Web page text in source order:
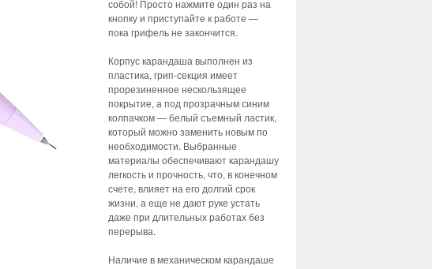
собой! Просто нажмите один раз на
кнопку и приступайте к работе —
пока грифель не закончится.
Корпус карандаша выполнен из
пластика, грип-секция имеет
прорезиненное нескользящее
покрытие, а под прозрачным синим
колпачком — белый съемный ластик,
который можно заменить новым по
необходимости. Выбранные
материалы обеспечивают карандашу
легкость и прочность, что, в конечном
счете, влияет на его долгий срок
жизни, а еще не дают руке устать
даже при длительных работах без
перерыва.
Наличие в механическом карандаше